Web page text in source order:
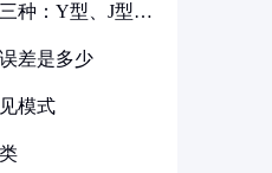
种：Y型、J型、
差是多少
模式